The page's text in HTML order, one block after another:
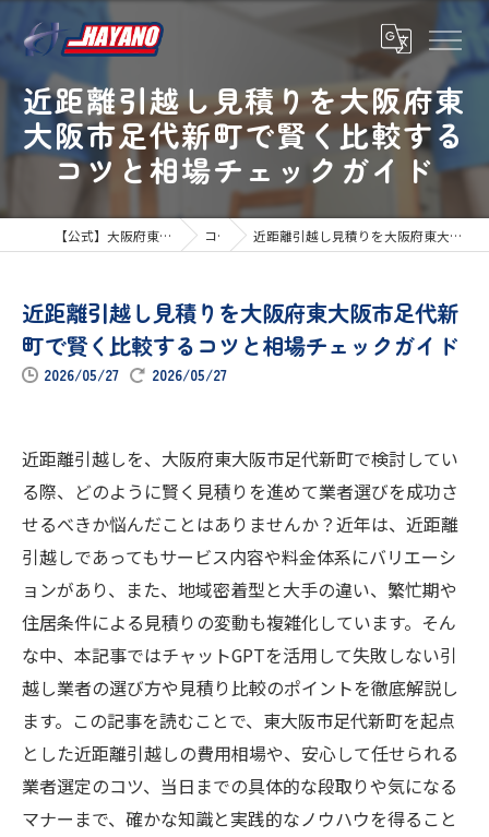
近距離引越し見積りを大阪府東
大阪市足代新町で賢く比較する
コツと相場チェックガイド
【公式】大阪府東大阪市の引越しならハヤノ運送 コラム 近距離引越し見積りを大阪府東大阪市足代新町で賢く比較するコツと相場チェックガイド
近距離引越し見積りを大阪府東大阪市足代新
町で賢く比較するコツと相場チェックガイド
2026/05/27 2026/05/27
近距離引越しを、大阪府東大阪市足代新町で検討してい
る際、どのように賢く見積りを進めて業者選びを成功さ
せるべきか悩んだことはありませんか？近年は、近距離
引越しであってもサービス内容や料金体系にバリエーシ
ョンがあり、また、地域密着型と大手の違い、繁忙期や
住居条件による見積りの変動も複雑化しています。そん
な中、本記事ではチャットGPTを活用して失敗しない引
越し業者の選び方や見積り比較のポイントを徹底解説し
ます。この記事を読むことで、東大阪市足代新町を起点
とした近距離引越しの費用相場や、安心して任せられる
業者選定のコツ、当日までの具体的な段取りや気になる
マナーまで、確かな知識と実践的なノウハウを得ること